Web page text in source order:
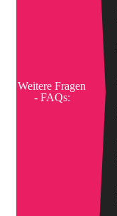
Weitere Fragen
- FAQs: